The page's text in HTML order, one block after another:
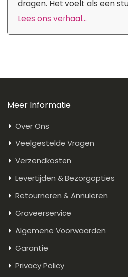
dragen. Het voelt als een
Lees ons verhaal...
Meer Informatie
Over Ons
Veelgestelde Vragen
Verzendkosten
Levertijden & Bezorgopties
Retourneren & Annuleren
Graveerservice
Algemene Voorwaarden
Garantie
Privacy Policy